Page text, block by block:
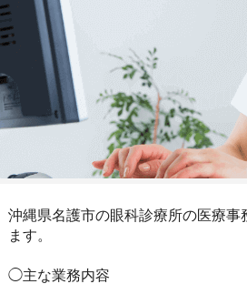
沖縄県名護市の眼科診療所の医療事
ます。
◯主な業務内容